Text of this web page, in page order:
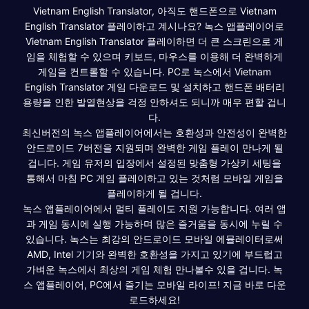
Vietnam English Translator, 아직도 핸드폰으로 Vietnam
English Translator 플레이하고 계시나요? 녹스 앱플레이어로
Vietnam English Translator 플레이하면 더 큰 스크린으로 게
임을 체험할 수 있으며 키보드, 마우스를 이용해 더 완벽하게
게임을 컨트롤할 수 있습니다. PC로 녹스에서 Vietnam
English Translator 게임 다운로드 및 설치하고 핸드폰 배터리
용량을 인한 발열현상을 걱정 안하셔도 되니까 매우 편할 겁니
다.
최신버전의 녹스 앱플레이어에서는 호환성과 안전성이 완벽한
안드로이드 7버전을 지원되며 완벽한 게임 플레이 만나게 될
겁니다. 게임 유저의 입장에서 설정된 맞춤형 가상키 세팅을
통해서 마침 PC 게임 플레이하고 있는 것처럼 모바일 게임을
플레이하게 될 겁니다.
녹스 앱플레이어에서 멀티 플레이도 지원 가능합니다. 여러 앱
과 게임 동시에 실행 가능하며 많은 즐거움을 동시에 누릴 수
있습니다. 녹스는 최강의 안드로이드 모바일 에뮬레이터로써
AMD, Intel 기기와 완벽한 호환성을 가지고 있기에 부드럽고
가벼운 녹스에서 최상의 게임 체험 만나볼수 있을 겁니다. 녹
스 앱플레이어, PC에서 즐기는 모바일 라이프! 지금 바로 다운
로드하세요!